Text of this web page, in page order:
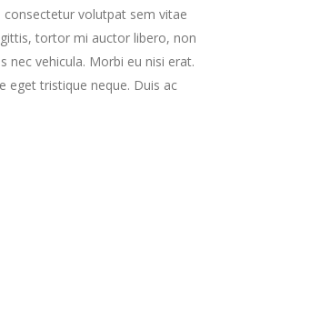
consectetur volutpat sem vitae
tortor mi auctor libero, non
nec vehicula. Morbi eu nisi erat.
eget tristique neque. Duis ac